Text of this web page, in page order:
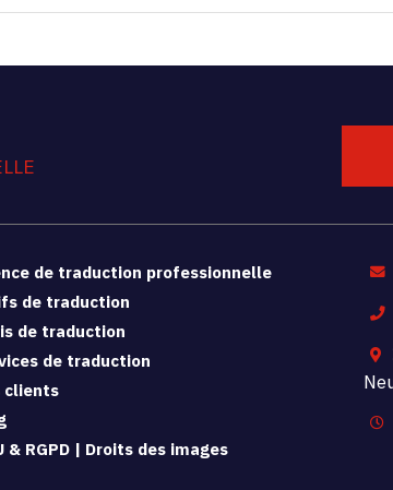
de traduction professionnelle
de traduction
de traduction
de traduction
clients
& RGPD | Droits des images